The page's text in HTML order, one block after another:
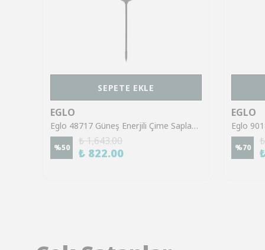
SEPETE EKLE
EGLO
Eglo 48717 Güneş Enerjili Çime Saplama Bahçe Aydınlatması Solar Aydınlatma Ip20
%50
₺ 1,643.00
₺ 822.00
EGLO
%70